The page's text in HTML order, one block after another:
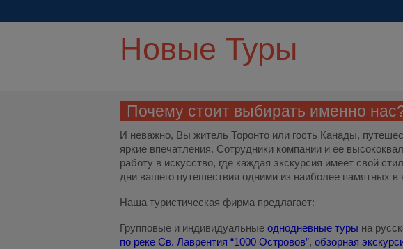
Новые Туры
Почему стоит выбирать именно
И неважно, Вы житель Торонто или гость Канады,
яркие впечатления. Сотрудники компании и ее
работу в искусство, где каждая экскурсия имеет свой
дни вашего путешествия одними из наиболее памятных в
Наша туристическая фирма предлагает:
Групповые и индивидуальные однодневные туры на
по реке Св. Лаврентия “1000 Островов”, обзорная